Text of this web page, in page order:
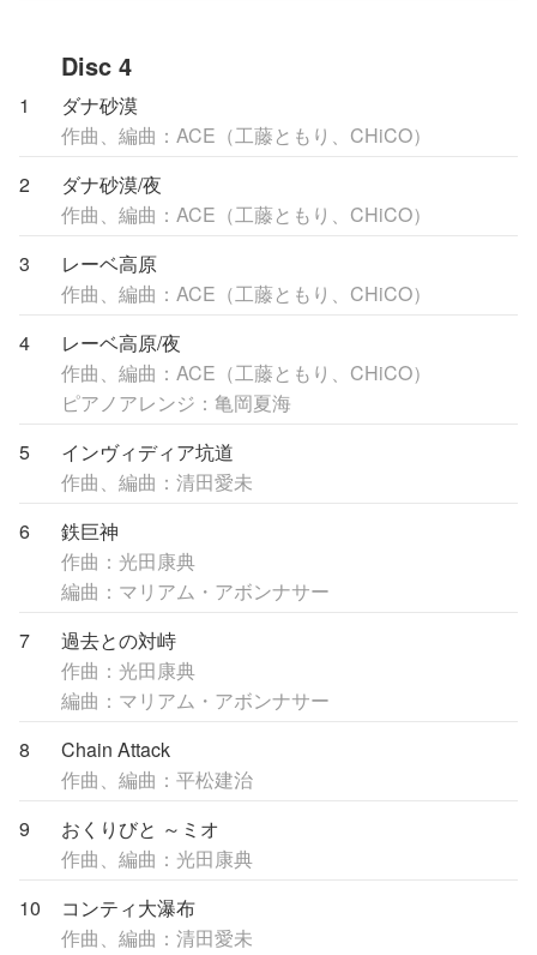
Disc 4
1
ダナ砂漠
作曲、編曲：ACE（工藤ともり、CHiCO）
2
ダナ砂漠/夜
作曲、編曲：ACE（工藤ともり、CHiCO）
3
レーベ高原
作曲、編曲：ACE（工藤ともり、CHiCO）
4
レーベ高原/夜
作曲、編曲：ACE（工藤ともり、CHiCO）
ピアノアレンジ：亀岡夏海
5
インヴィディア坑道
作曲、編曲：清田愛未
6
鉄巨神
作曲：光田康典
編曲：マリアム・アボンナサー
7
過去との対峙
作曲：光田康典
編曲：マリアム・アボンナサー
8
Chain Attack
作曲、編曲：平松建治
9
おくりびと ～ミオ
作曲、編曲：光田康典
10
コンティ大瀑布
作曲、編曲：清田愛未